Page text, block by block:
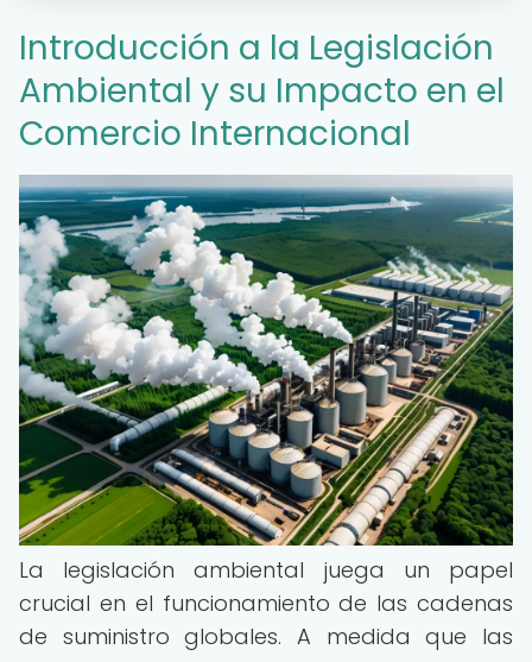
Introducción a la Legislación
Ambiental y su Impacto en el
Comercio Internacional
La legislación ambiental juega un papel
crucial en el funcionamiento de las cadenas
de suministro globales. A medida que las